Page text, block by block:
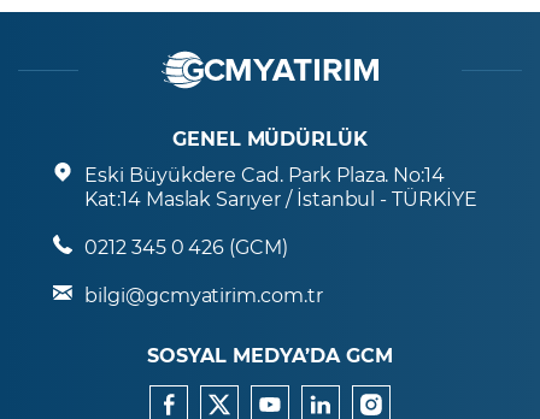
GENEL MÜDÜRLÜK
Eski Büyükdere Cad. Park Plaza. No:14
Kat:14 Maslak Sarıyer / İstanbul - TÜRKİYE
0212 345 0 426 (GCM)
bilgi@gcmyatirim.com.tr
SOSYAL MEDYA’DA GCM